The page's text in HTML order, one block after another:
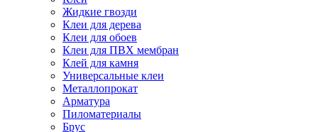
Жидкие гвозди
Клеи для дерева
Клеи для обоев
Клеи для ПВХ мембран
Клей для камня
Универсальные клеи
Металлопрокат
Арматура
Пиломатериалы
Брус